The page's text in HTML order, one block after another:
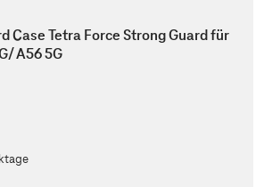
Case Tetra Force Strong Guard für
A56 5G